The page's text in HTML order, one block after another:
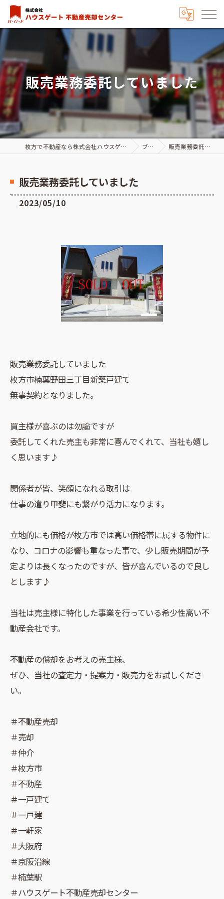
販売業務委託していました
枚方で不動産なら株式会社ハウスゲート不動産売却センター ブログ 販売業務委託していました
販売業務委託していました
2023/05/10
販売業務委託していました
枚方市楠葉野田三丁目新築戸建て
無事契約となりました。
買主様が喜ぶのは勿論ですが
委託してくれた売主も非常に喜んでくれて、当社も嬉し
く思います♪
関係者が皆、笑顔になれる取引は
仕事の遣り甲斐にも繋がり活力になります。
立地的にも価格が枚方市では高い価格帯に属する物件に
なり、コロナの影響も重なった事で、少し販売期間が予
定よりは長くなったのですが、皆が喜んでいるので良し
とします♪
当社は売主様に特化した事業を行っている希少性高い不
動産会社です。
不動産の償却をお考えの売主様、
ぜひ、当社の査定力・提案力・販売力をお試しくださ
い。
＃不動産売却
＃売却
＃仲介
＃枚方市
＃不動産
＃一戸建て
＃一戸建
＃一軒家
＃大阪府
＃京阪沿線
＃楠葉駅
＃ハウスゲート不動産売却センター